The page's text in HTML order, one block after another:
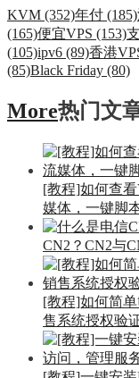
KVM (352)年付 (185)
(165)便宜VPS (153)
(105)ipv6 (89)香港
(85)Black Friday (80)
More热门文
[教程]如何查
媒体，一键脚
CN2？CN2与
[教程]如何简单
售系统授权验